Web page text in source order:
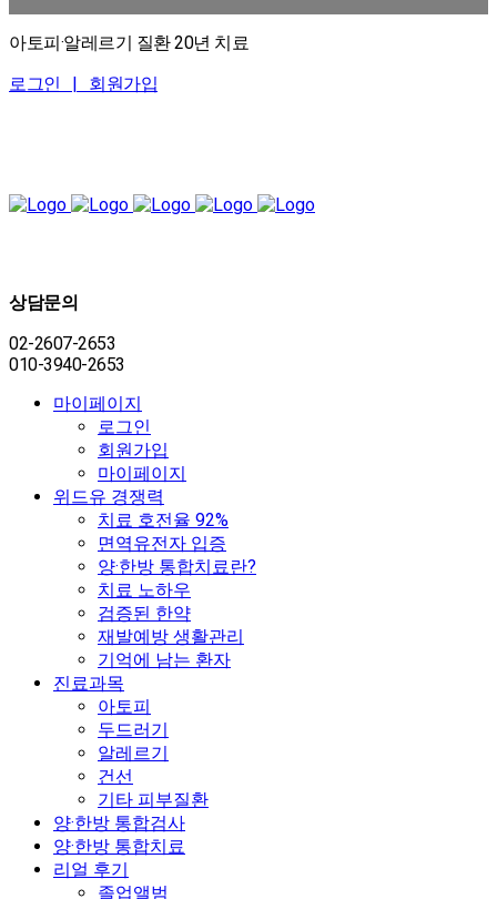
아토피·알레르기 질환 20년 치료
로그인 | 회원가입
상담문의
02-2607-2653
010-3940-2653
마이페이지
로그인
회원가입
마이페이지
위드유 경쟁력
치료 호전율 92%
면역유전자 입증
양·한방 통합치료란?
치료 노하우
검증된 한약
재발예방 생활관리
기억에 남는 환자
진료과목
아토피
두드러기
알레르기
건선
기타 피부질환
양·한방 통합검사
양·한방 통합치료
리얼 후기
졸업앨범